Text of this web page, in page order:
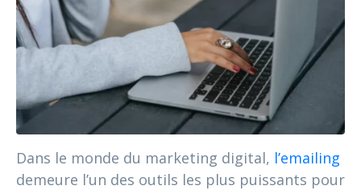
Dans le monde du marketing digital, l’emailing
demeure l’un des outils les plus puissants pour